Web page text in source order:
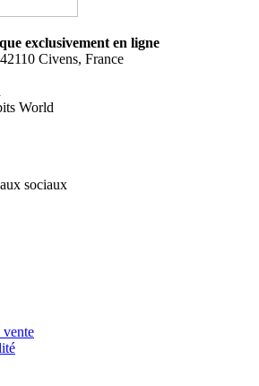
exclusivement en ligne
Civens, France
World
sociaux
vente